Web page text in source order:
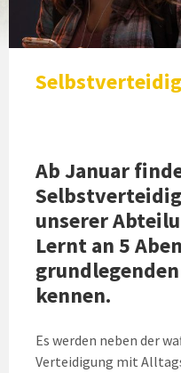
Ab Januar
unserer
Lernt an 5
kennen.
Es werden neben der
Verteidigung mit